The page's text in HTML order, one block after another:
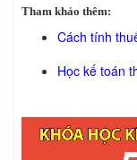
Tham khảo thêm:
Cách tính
Học kế toán